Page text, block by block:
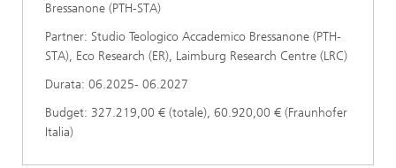
Bressanone (PTH-STA)
Partner: Studio Teologico Accademico Bressanone (PTH-
STA), Eco Research (ER), Laimburg Research Centre (LRC)
Durata: 06.2025- 06.2027
Budget: 327.219,00 € (totale), 60.920,00 € (Fraunhofer
Italia)